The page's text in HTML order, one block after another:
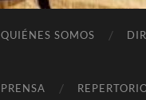
QUIÉNES SOMOS
PRENSA